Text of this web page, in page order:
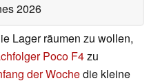
2026
Lager räumen zu wollen,
Poco F4zu
der Wochedie kleine